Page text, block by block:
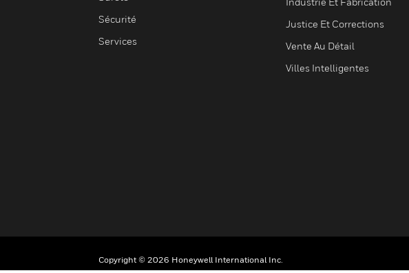
Sécurité
Services
Justice Et Corrections
Vente Au Détail
Villes Intelligentes
Copyright © 2026 Honeywell International Inc.